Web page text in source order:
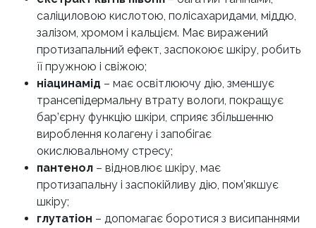
саліциловою кислотою, полісахаридами, міддю,
залізом, хромом і кальцієм. Має виражений
протизапальний ефект, заспокоює шкіру, робить
її пружною і свіжою;
ніацинамід – має освітлюючу дію, зменшує
трансепідермальну втрату вологи, покращує
бар’єрну функцію шкіри, сприяє збільшенню
вироблення колагену і запобігає
окислювальному стресу;
пантенол – відновлює шкіру, має
протизапальну і заспокійливу дію, пом’якшує
шкіру;
глутатіон – допомагає боротися з висипаннями